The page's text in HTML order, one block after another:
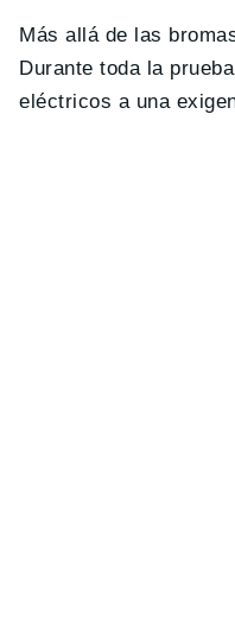
Más allá de las
Durante toda la
eléctricos a una